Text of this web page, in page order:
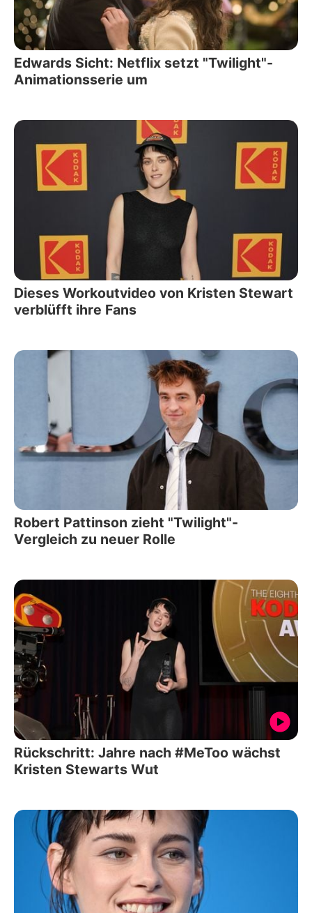
Edwards Sicht: Netflix setzt "Twilight"-
Animationsserie um
Dieses Workoutvideo von Kristen Stewart
verblüfft ihre Fans
Robert Pattinson zieht "Twilight"-
Vergleich zu neuer Rolle
Rückschritt: Jahre nach #MeToo wächst
Kristen Stewarts Wut